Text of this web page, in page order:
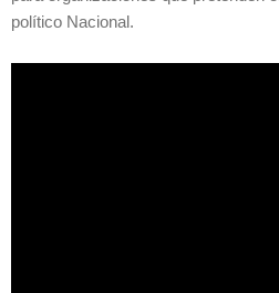
político Nacional.